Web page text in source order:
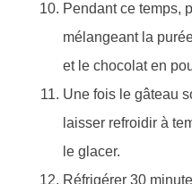
Pendant ce temps,
mélangeant la
et le chocolat en
Une fois le gâteau
laisser refroidir à
le glacer.
Réfrigérer 30